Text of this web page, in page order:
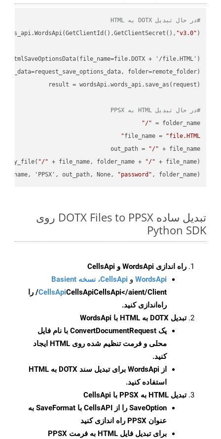
#در حال تبدیل DOTX به HTML
"v3.0"
#در حال تبدیل HTML به PPSX
folder_name =
"/"
file_name =
"file.HTML"
out_path =
"/"
"/" + file_name, folder_name +
"/"
'PPSX', out_path, None,
"password" , folder_name)
تبدیل ساده DOTX Files to PPSX روی
Python SDK
راه اندازی WordsApi و CellsApi
WordsApi و CellsApi، نسخه Basient
CellsApiCellsApi
CellsApi</aient/Client/ را
راه‌اندازی کنید.
تبدیل DOTX به HTML با WordsApi
یک ConvertDocumentRequest با نام فایل
محلی و فرمت تنظیم شده روی HTML ایجاد
کنید.
از WordsApi برای تبدیل سند DOTX به HTML
استفاده کنید.
تبدیل HTML به PPSX با CellsApi
SaveOption
را از CellsAPI با SaveFormat به
عنوان PPSX راه اندازی کنید
برای تبدیل فایل HTML به فرمت
PPSX